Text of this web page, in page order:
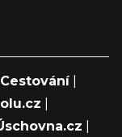
Cestování|